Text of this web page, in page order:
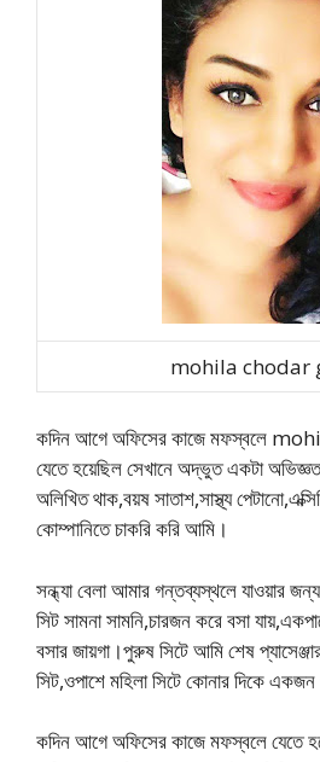
mohila chodar
কদিন আগে অফিসের কাজে মফস্বলে
যেতে হয়েছিল সেখানে অদ্ভুত একটা
অলিখিত থাক,বয়ষ সাতাশ,সাস্থ্য
কোম্পানিতে চাকরি করি আমি।
সন্ধ্যা বেলা আমার গন্তব্যস্থলে যাওয়ার
সিট সামনা সামনি,চারজন করে বসা
বসার জায়গা।পুরুষ সিটে আমি শেষ
সিট,ওপাশে মহিলা সিটে কোনার দিকে
কদিন আগে অফিসের কাজে মফস্বলে যেতে